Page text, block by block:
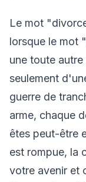
Le mot
lorsque le mot
une toute
seulement
guerre de
arme, chaque
êtes peut-être
est rompue, la
votre avenir et